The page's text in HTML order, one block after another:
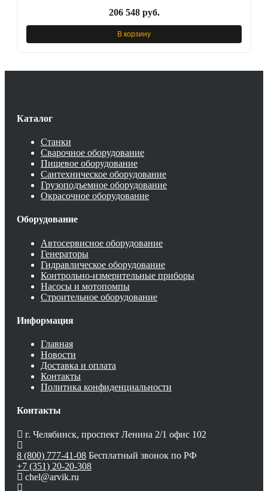
206 548 руб.
В корзину
Каталог
Станки
Сварочное оборудование
Пищевое оборудование
Сантехническое оборудование
Грузоподъемное оборудование
Окрасочное оборудование
Оборудование
Автосервисное оборудование
Генераторы
Гидравлическое оборудование
Контрольно-измерительные приборы
Насосы и мотопомпы
Строительное оборудование
Информация
Главная
Новости
Доставка и оплата
Контакты
Политика конфиденциальности
Контакты
г. Челябинск, проспект Ленина 2/1 офис 102
8 (800) 777-41-08 Бесплатный звонок по РФ
+7 (351) 20-20-308
chel@arvik.ru